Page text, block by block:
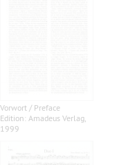
Vorwort / Preface
Edition: Amadeus Verlag,
1999